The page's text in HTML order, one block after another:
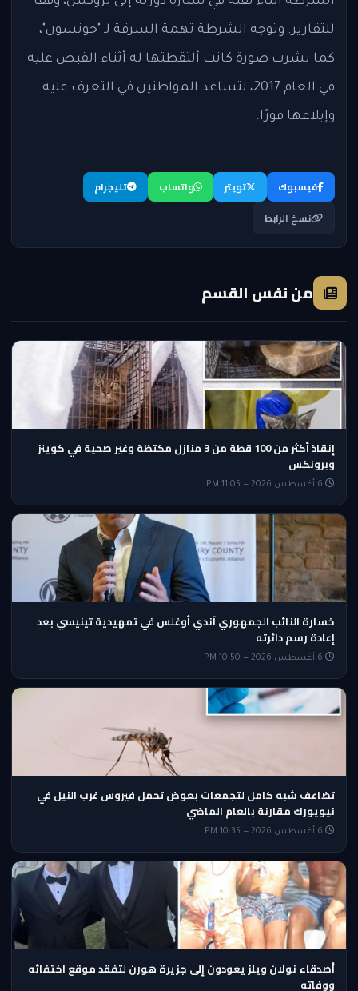
للتقارير. وتوجه الشرطة تهمة السرقة لـ "جونسون"،
كما نشرت صورة كانت ألتقطتها له أثناء القبض عليه
في العام 2017، لتساعد المواطنين في التعرف عليه
وإبلاغها فورًا.
فيسبوك تويتر واتساب
تليجرام
نسخ الرابط
من نفس القسم
إنقاذ أكثر من 100 قطة من 3 منازل مكتظة وغير صحية في كوينز
وبرونكس
خسارة النائب الجمهوري آندي أوغلس في تمهيدية تينيسي بعد
إعادة رسم دائرته
تضاعف شبه كامل لتجمعات بعوض تحمل فيروس غرب النيل في
نيويورك مقارنة بالعام الماضي
أصدقاء نولان ويلز يعودون إلى جزيرة هورن لتفقد موقع اختفائه
ووفاته